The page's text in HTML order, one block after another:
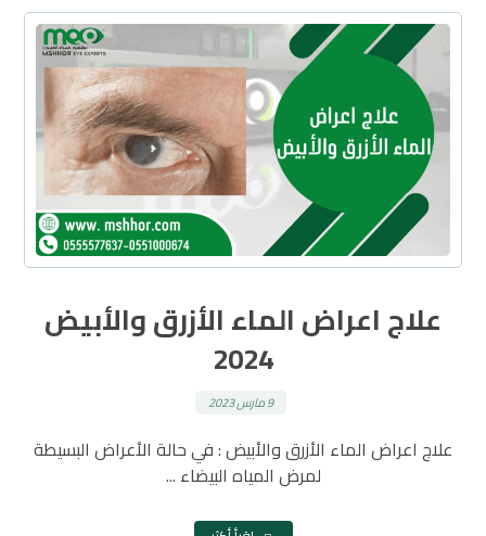
علاج اعراض الماء الأزرق والأبيض
2024
9 مارس 2023
علاج اعراض الماء الأزرق والأبيض : في حالة الأعراض البسيطة
لمرض المياه البيضاء ...